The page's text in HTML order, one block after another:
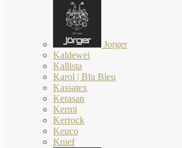
Jorger
Kaldewei
Kallista
Karol | Blu Bleu
Kassatex
Kerasan
Kermi
Kerrock
Keuco
Knief